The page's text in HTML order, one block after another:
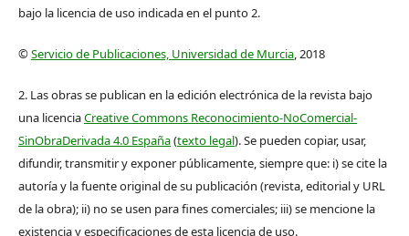
bajo la licencia de uso indicada en el punto 2.
©Servicio de Publicaciones, Universidad de Murcia, 2018
2. Las obras se publican en la edición electrónica de la revista bajo
una licenciaCreative Commons Reconocimiento-NoComercial-
SinObraDerivada 4.0 España(texto legal). Se pueden copiar, usar,
difundir, transmitir y exponer públicamente, siempre que: i) se cite la
autoría y la fuente original de su publicación (revista, editorial y URL
de la obra); ii) no se usen para fines comerciales; iii) se mencione la
existencia y especificaciones de esta licencia de uso.